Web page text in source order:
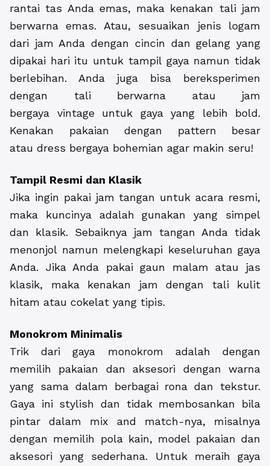
rantai tas Anda emas, maka kenakan tali jam
berwarna emas. Atau, sesuaikan jenis logam
dari jam Anda dengan cincin dan gelang yang
dipakai hari itu untuk tampil gaya namun tidak
berlebihan. Anda juga bisa bereksperimen
dengan tali berwarna atau jam
bergaya vintage untuk gaya yang lebih bold.
Kenakan pakaian dengan pattern besar
atau dress bergaya bohemian agar makin seru!
Tampil Resmi dan Klasik
Jika ingin pakai jam tangan untuk acara resmi,
maka kuncinya adalah gunakan yang simpel
dan klasik. Sebaiknya jam tangan Anda tidak
menonjol namun melengkapi keseluruhan gaya
Anda. Jika Anda pakai gaun malam atau jas
klasik, maka kenakan jam dengan tali kulit
hitam atau cokelat yang tipis.
Monokrom Minimalis
Trik dari gaya monokrom adalah dengan
memilih pakaian dan aksesori dengan warna
yang sama dalam berbagai rona dan tekstur.
Gaya ini stylish dan tidak membosankan bila
pintar dalam mix and match-nya, misalnya
dengan memilih pola kain, model pakaian dan
aksesori yang sederhana. Untuk meraih gaya